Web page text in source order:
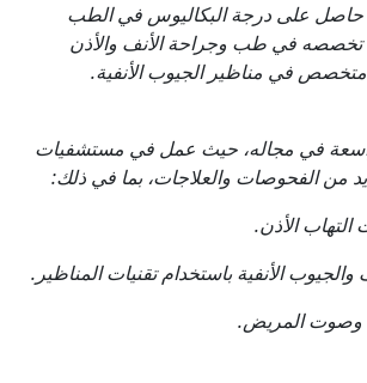
على درجة البكاليوس في الطب
تخصصه في طب وجراحة الأنف والأذن
في مناظير الجيوب الأنفية.
واسعة في مجاله، حيث عمل في مستشفيات
من الفحوصات والعلاجات، بما في ذلك:
الأذن.
الأنفية باستخدام تقنيات المناظير.
وصوت المريض.